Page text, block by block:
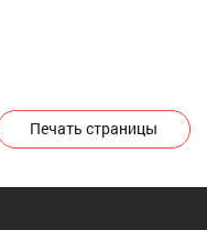
Печать страницы